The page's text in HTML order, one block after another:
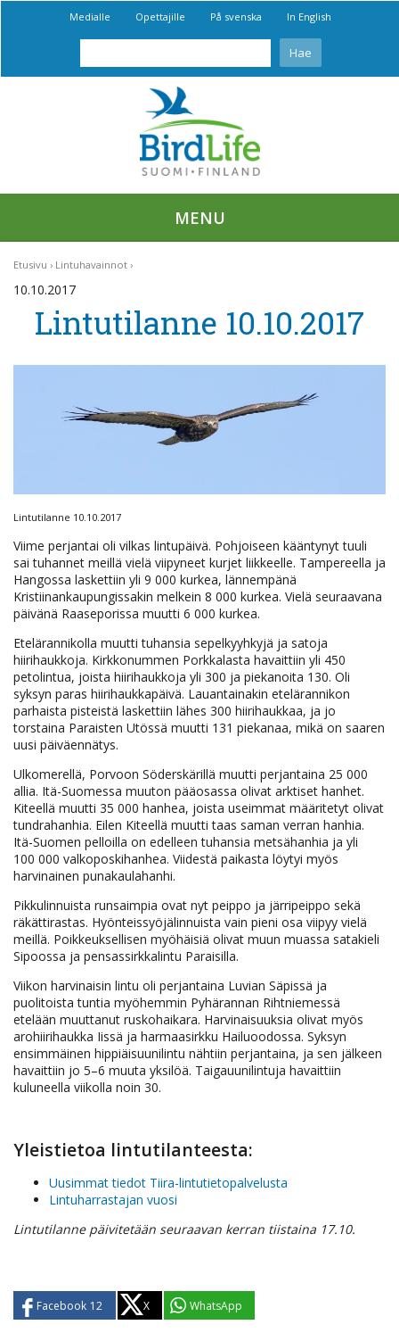
Medialle Opettajille På svenska In English
MENU
Etusivu Lintuhavainnot
10.10.2017
Lintutilanne 10.10.2017
Lintutilanne 10.10.2017
Viime perjantai oli vilkas lintupäivä. Pohjoiseen kääntynyt tuuli
sai tuhannet meillä vielä viipyneet kurjet liikkeelle. Tampereella ja
Hangossa laskettiin yli 9 000 kurkea, lännempänä
Kristiinankaupungissakin melkein 8 000 kurkea. Vielä seuraavana
päivänä Raaseporissa muutti 6 000 kurkea.
Etelärannikolla muutti tuhansia sepelkyyhkyjä ja satoja
hiirihaukkoja. Kirkkonummen Porkkalasta havaittiin yli 450
petolintua, joista hiirihaukkoja yli 300 ja piekanoita 130. Oli
syksyn paras hiirihaukkapäivä. Lauantainakin etelärannikon
parhaista pisteistä laskettiin lähes 300 hiirihaukkaa, ja jo
torstaina Paraisten Utössä muutti 131 piekanaa, mikä on saaren
uusi päiväennätys.
Ulkomerellä, Porvoon Söderskärillä muutti perjantaina 25 000
allia. Itä-Suomessa muuton pääosassa olivat arktiset hanhet.
Kiteellä muutti 35 000 hanhea, joista useimmat määritetyt olivat
tundrahanhia. Eilen Kiteellä muutti taas saman verran hanhia.
Itä-Suomen pelloilla on edelleen tuhansia metsähanhia ja yli
100 000 valkoposkihanhea. Viidestä paikasta löytyi myös
harvinainen punakaulahanhi.
Pikkulinnuista runsaimpia ovat nyt peippo ja järripeippo sekä
räkättirastas. Hyönteissyöjälinnuista vain pieni osa viipyy vielä
meillä. Poikkeuksellisen myöhäisiä olivat muun muassa satakieli
Sipoossa ja pensassirkkalintu Paraisilla.
Viikon harvinaisin lintu oli perjantaina Luvian Säpissä ja
puolitoista tuntia myöhemmin Pyhärannan Rihtniemessä
etelään muuttanut ruskohaikara. Harvinaisuuksia olivat myös
arohiirihaukka Iissä ja harmaasirkku Hailuoodossa. Syksyn
ensimmäinen hippiäisuunilintu nähtiin perjantaina, ja sen jälkeen
havaittiin jo 5–6 muuta yksilöä. Taigauunilintuja havaittiin
kuluneella viikolla noin 30.
Yleistietoa lintutilanteesta:
Uusimmat tiedot Tiira-lintutietopalvelusta
Lintuharrastajan vuosi
Lintutilanne päivitetään seuraavan kerran tiistaina 17.10.
Facebook 12 X WhatsApp